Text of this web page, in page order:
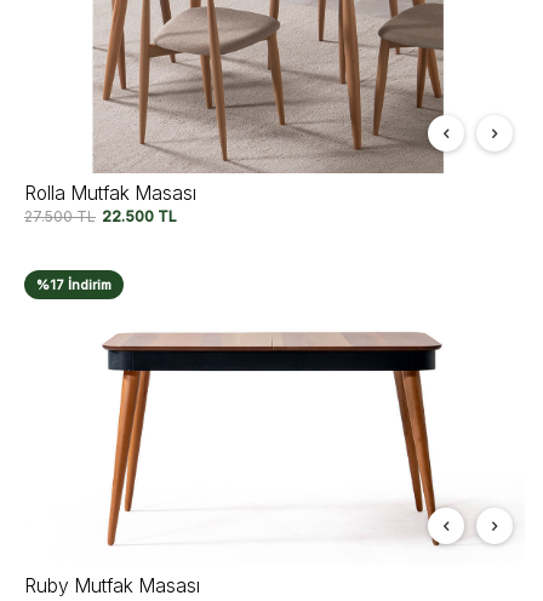
Rolla Mutfak Masası
27.500TL 22.500 TL
%17 İndirim
Ruby Mutfak Masası